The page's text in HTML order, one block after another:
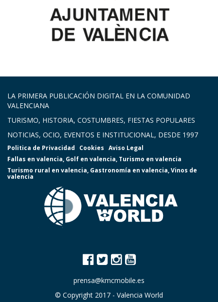
LA PRIMERA PUBLICACIÓN DIGITAL EN LA COMUNIDAD
VALENCIANA
TURISMO, HISTORIA, COSTUMBRES, FIESTAS POPULARES
NOTICIAS, OCIO, EVENTOS E INSTITUCIONAL, DESDE 1997
Politica de Privacidad Cookies Aviso Legal
Fallas en valencia, Golf en valencia, Turismo en valencia
Turismo rural en valencia, Gastronomía en valencia,Vinos de
valencia
prensa@kmcmobile.es
© Copyright 2017 - Valencia World